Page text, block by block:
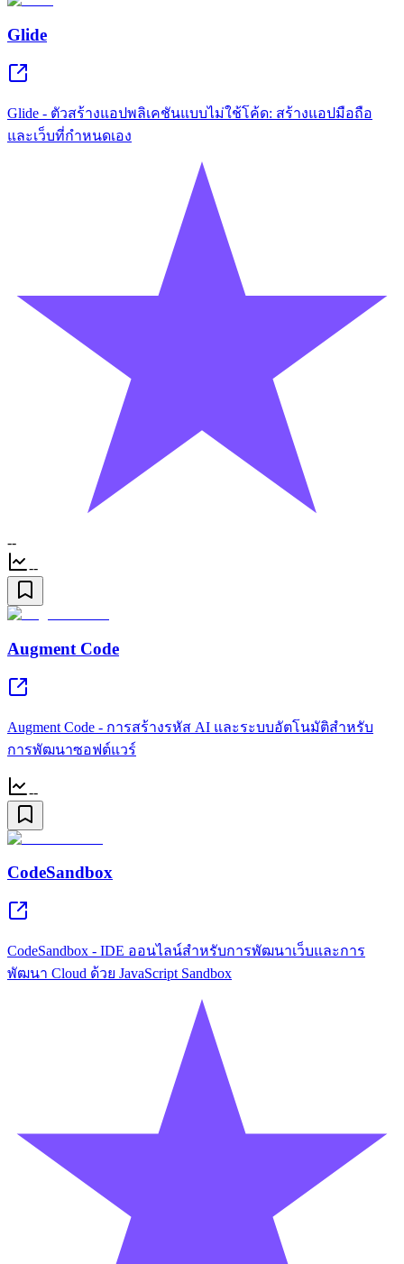
Glide
Glide - ตัวสร้างแอปพลิเคชันแบบไม่ใช้โค้ด: สร้างแอปมือถือ
และเว็บที่กำหนดเอง
--
--
Augment Code
Augment Code - การสร้างรหัส AI และระบบอัตโนมัติสำหรับ
การพัฒนาซอฟต์แวร์
--
CodeSandbox
CodeSandbox - IDE ออนไลน์สำหรับการพัฒนาเว็บและการ
พัฒนา Cloud ด้วย JavaScript Sandbox